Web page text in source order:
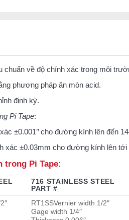
về độ chính xác trong môi
phương pháp ăn mòn acid.
định kỳ.
Pi Tape:
±0.001’’ cho đường kính lên đến
±0.03mm cho đường kính lên tới
trong Pi Tape:
716 STAINLESS STEEL
PART #
RT1SSVernier width 1/2″
Gage width 1/4″